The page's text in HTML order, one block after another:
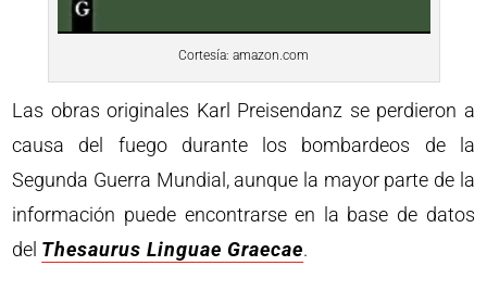
Cortesía: amazon.com
Las obras originales Karl Preisendanz se perdieron a
causa del fuego durante los bombardeos de la
Segunda Guerra Mundial, aunque la mayor parte de la
información puede encontrarse en la base de datos
del Thesaurus Linguae Graecae.